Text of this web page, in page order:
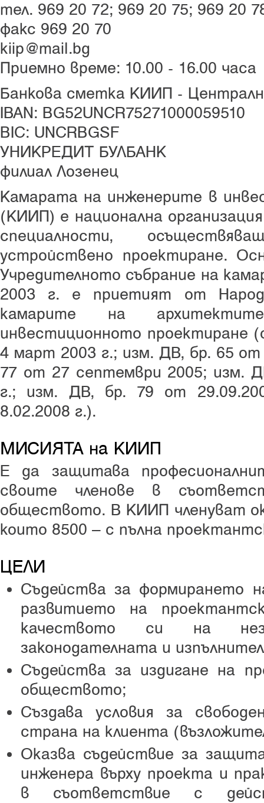
тел. 969 20 72; 969 20 75; 969 20
факс 969 20 70
kiip@mail.bg
Приемно време: 10.00 - 16.00 часа
Банкова сметка КИИП -
IBAN: BG52UNCR75271000059510
BIC: UNCRBGSF
УНИКРЕДИТ БУЛБАНК
филиал Лозенец
Камарата на инженерите в
(КИИП) е национална
специалности,
устройствено проектиране.
Учредителното събрание на
2003 г. е приетият от
камарите на
инвестиционното проектиране
4 март 2003 г.; изм. ДВ, бр. 65
77 от 27 септември 2005; изм.
г.; изм. ДВ, бр. 79 от
8.02.2008 г.).
МИСИЯТА на КИИП
Е да защитава
своите членове в
обществото. В КИИП членуват
които 8500 – с пълна
ЦЕЛИ
Съдейства за формирането
развитието на
качеството си на
законодателната и
Съдейства за издигане на
обществото;
Създава условия за
страна на клиента
Оказва съдействие за
инженера върху проекта и
в съответствие с